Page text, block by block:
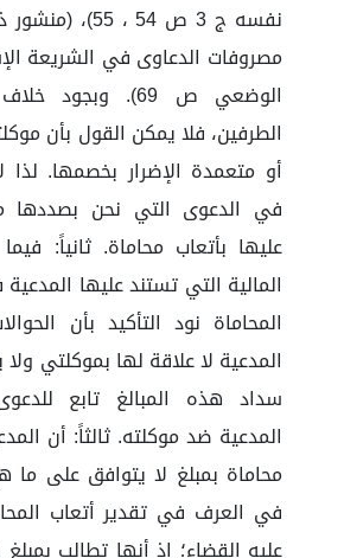
نفسه ج 3 ص 54 ،
مصروفات الدعاوى في الشريعة
الوضعي ص 69).
الطرفين، فلا يمكن القول بأن
أو متعمدة الإضرار بخصمها. لذا
في الدعوى التي نحن بصددها
عليها بأتعاب محاماة. ثانياً:
المالية التي تستند عليها
المحاماة نود التأكيد بأن
المدعية لا علاقة لها بموكلتي
سداد هذه المبالغ تابع
المدعية ضد موكلته. ثالثاً: أن
محاماة بمبلغ لا يتوافق على ما
في العرف في تقدير أتعاب
عليه القضاء؛ إذ أنها تطالب